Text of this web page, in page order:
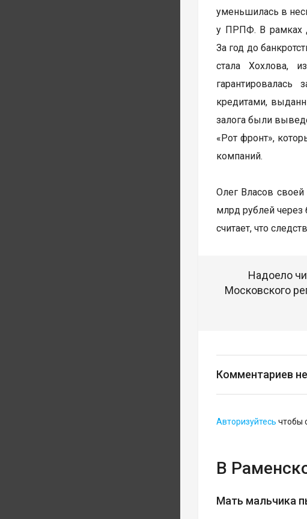
уменьшилась в
у ПРПФ. В рамках
За год до
стала Хохлова,
кредитами,
залога были
«Рот фронт»,
компаний.
Олег Власов своей
млрд рублей
считает, что
Надоело
Московского
Комментариев
Авторизуйтесь чтобы
В
Мать мальчика